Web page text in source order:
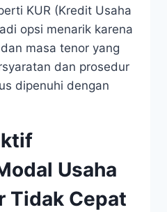
KUR (Kredit Usaha
opsi menarik karena
masa tenor yang
dan prosedur
dipenuhi dengan
Usaha
Tidak Cepat